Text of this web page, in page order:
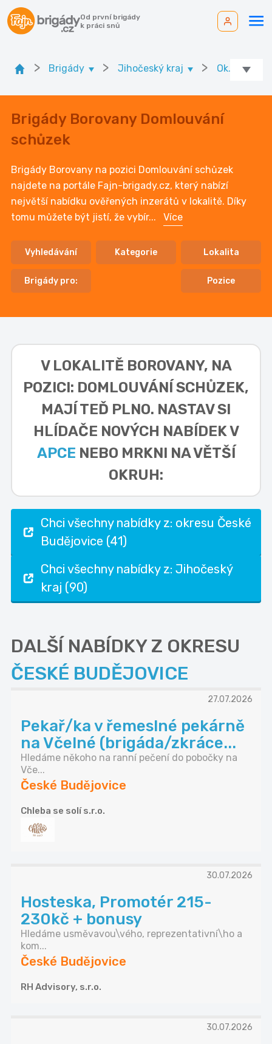
Od první brigády
k práci snů
> Brigády > Jihočeský kraj > Ok. České
Brigády Borovany Domlouvání
schůzek
Brigády Borovany na pozici Domlouvání schůzek
najdete na portále Fajn-brigady.cz, který nabízí
největší nabídku ověřených inzerátů v lokalitě. Díky
tomu můžete být jistí, že vybír... Více
Vyhledávání Kategorie Lokalita
Brigády pro: Pozice
V LOKALITĚ BOROVANY, NA
POZICI: DOMLOUVÁNÍ SCHŮZEK,
MAJÍ TEĎ PLNO. NASTAV SI
HLÍDAČE NOVÝCH NABÍDEK V
APCE NEBO MRKNI NA VĚTŠÍ
OKRUH:
Chci všechny nabídky z: okresu České
Budějovice (41)
Chci všechny nabídky z: Jihočeský
kraj (90)
DALŠÍ NABÍDKY Z OKRESU
ČESKÉ BUDĚJOVICE
27.07.2026
Pekař/ka v řemeslné pekárně
na Včelné (brigáda/zkráce...
Hledáme někoho na ranní pečení do pobočky na
Vče...
České Budějovice
Chleba se solí s.r.o.
30.07.2026
Hosteska, Promotér 215-
230kč + bonusy
Hledáme usměvavou\vého, reprezentativní\ho a
kom...
České Budějovice
RH Advisory, s.r.o.
30.07.2026